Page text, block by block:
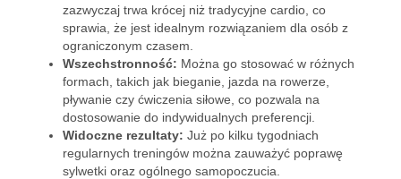
zazwyczaj trwa krócej niż tradycyjne cardio, co
sprawia, że jest idealnym rozwiązaniem dla osób z
ograniczonym czasem.
Wszechstronność: Można go stosować w różnych
formach, takich jak bieganie, jazda na rowerze,
pływanie czy ćwiczenia siłowe, co pozwala na
dostosowanie do indywidualnych preferencji.
Widoczne rezultaty: Już po kilku tygodniach
regularnych treningów można zauważyć poprawę
sylwetki oraz ogólnego samopoczucia.